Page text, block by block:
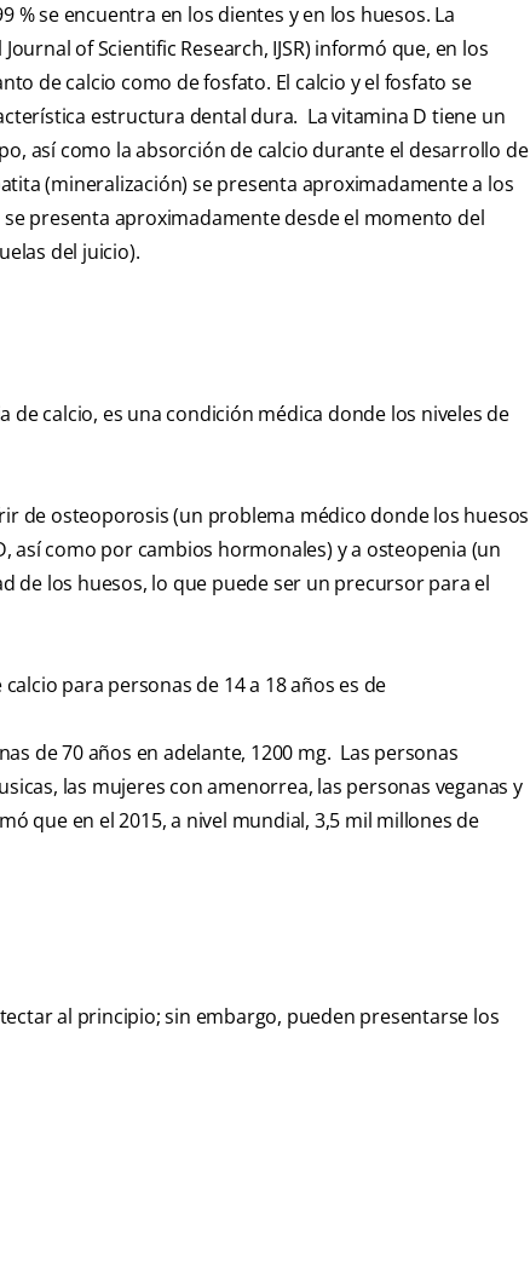
se encuentra en los dientes y en los huesos. La
of Scientific Research, IJSR) informó que, en los
de calcio como de fosfato. El calcio y el fosfato se
estructura dental dura. La vitamina D tiene un
así como la absorción de calcio durante el desarrollo de
(mineralización) se presenta aproximadamente a los
presenta aproximadamente desde el momento del
del juicio).
calcio, es una condición médica donde los niveles de
de osteoporosis (un problema médico donde los huesos
así como por cambios hormonales) y a osteopenia (un
de los huesos, lo que puede ser un precursor para el
para personas de 14 a 18 años es de
de 70 años en adelante, 1200 mg. Las personas
las mujeres con amenorrea, las personas veganas y
que en el 2015, a nivel mundial, 3,5 mil millones de
al principio; sin embargo, pueden presentarse los